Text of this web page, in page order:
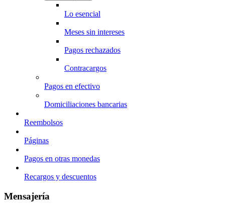
Lo esencial
Meses sin intereses
Pagos rechazados
Contracargos
Pagos en efectivo
Domiciliaciones bancarias
Reembolsos
Páginas
Pagos en otras monedas
Recargos y descuentos
Mensajería